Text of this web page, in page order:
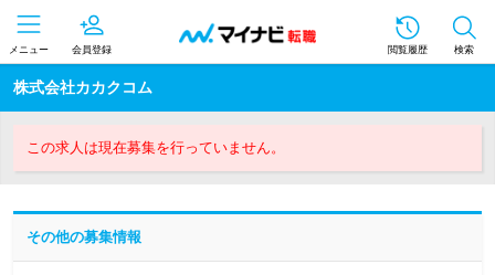
メニュー 会員登録 閲覧履歴 検索
株式会社カカクコム
この求人は現在募集を行っていません。
その他の募集情報